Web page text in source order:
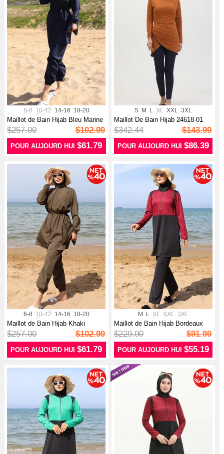
6-8 10-12 14-16 18-20
Maillot de Bain Hijab Bleu Marine
$257.00 $102.99
POUR AUJOURD HUI$61.79
S M L XL XXL 3XL
Maillot De Bain Hijab 24618-01
Fauve
$342.44 $143.99
POUR AUJOURD HUI $86.39
6-8 10-12 14-16 18-20
Maillot de Bain Hijab Khaki
$257.00 $102.99
POUR AUJOURD HUI$61.79
M L XL XXL 3XL
Maillot de Bain Hijab Bordeaux
$229.00 $91.99
POUR AUJOURD HUI $55.19